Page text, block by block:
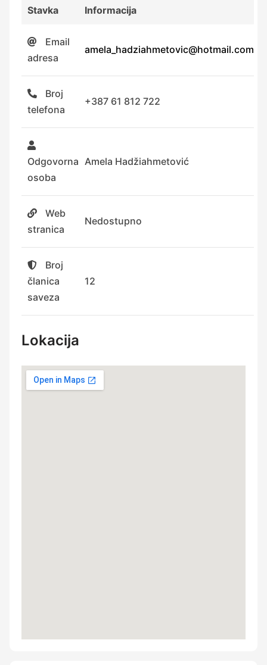
Stavka Informacija
Email
adresa
amela_hadziahmetovic@hotmail.com
Broj
telefona
+387 61 812 722
Odgovorna
osoba
Amela Hadžiahmetović
Web
stranica
Nedostupno
Broj
članica
saveza
12
Lokacija